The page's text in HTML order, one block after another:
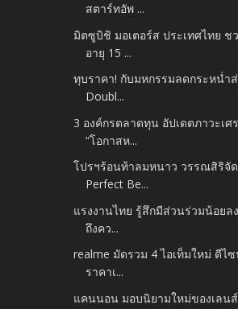
สตาร์ทอัพ ...
มิตซูบิชิ มอเตอร์ส ประเทศไทย ช
อายุ 15 ...
ทุบราคา! กับมหกรรมลดกระหน่ำ
Doubl...
3 องค์กรตลาดทุน อัปเดตภาวะเศ
“โอกาสห...
โปรฯร้อนท้าลมหนาว วรรณสิริจั
Perfect Be...
แรงงานไทย รู้สึกมีส่วนร่วมน้อยล
ถึงคว...
realme มัดรวม 4 ไอเท็มใหม่ ดีไซ
ราคาเ...
แคนนอน มอบนิยามใหม่ของเลน